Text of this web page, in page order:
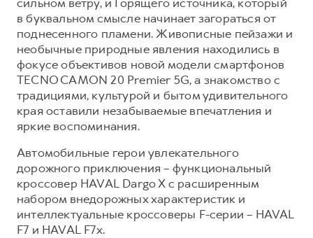
DARGO
от 3 199 000 ₽
DARGO X
от 3 499 000 ₽
F7
от 2 899 000 ₽
F7X
от 3 599 000 ₽
Тест-драйв
Трейд-ин
КРЕДИТ И СТРАХОВАНИЕ
Кредитный калькулятор
Кредит
КОРПОРАТИВНЫМ КЛИЕНТАМ
Для малого бизнеса
СЕРВИСНОЕ ОБСЛУЖИВАНИЕ
Нулевое ТО
Программа «Помощь на дороге»
Регламенты технического обслуживания
Электронный ПТС
ПОДДЕРЖКА
GWM Безопасность
Гарантия HAVAL
Мобильное приложение GWM
О дилере
Наша команда
Контакты
в буквальном смысле начинает загораться от
поднесенного пламени. Живописные пейзажи и
необычные природные явления находились в
фокусе объективов новой модели смартфонов
TECNO CAMON 20 Premier 5G, а знакомство с
традициями, культурой и бытом удивительного
края оставили незабываемые впечатления и
яркие воспоминания.
Автомобильные герои увлекательного
дорожного приключения – функциональный
кроссовер HAVAL Dargo X с расширенным
набором внедорожных характеристик и
интеллектуальные кроссоверы F-серии – HAVAL
F7 и HAVAL F7x.